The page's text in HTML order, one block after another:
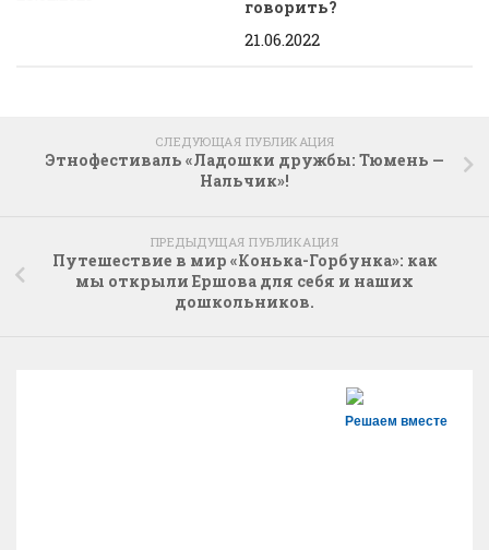
говорить?
21.06.2022
СЛЕДУЮЩАЯ ПУБЛИКАЦИЯ
Этнофестиваль «Ладошки дружбы: Тюмень —
Нальчик»!
ПРЕДЫДУЩАЯ ПУБЛИКАЦИЯ
Путешествие в мир «Конька-Горбунка»: как
мы открыли Ершова для себя и наших
дошкольников.
Решаем вместе